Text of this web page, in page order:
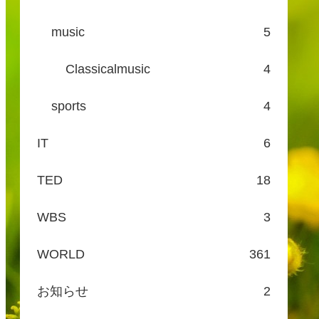
music 5
Classicalmusic 4
sports 4
IT 6
TED 18
WBS 3
WORLD 361
お知らせ 2